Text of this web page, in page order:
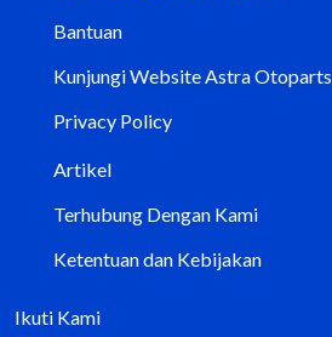
Bantuan
Kunjungi Website Astra Otoparts
Privacy Policy
Artikel
Terhubung Dengan Kami
Ketentuan dan Kebijakan
Ikuti Kami